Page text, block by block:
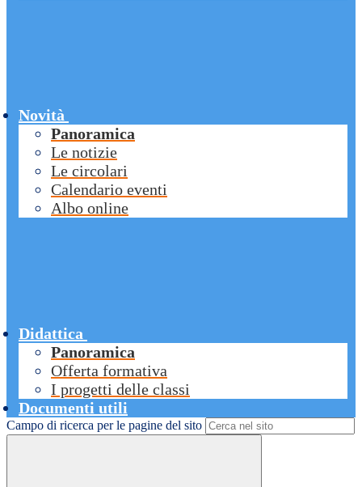
Novità
Panoramica
Le notizie
Le circolari
Calendario eventi
Albo online
Didattica
Panoramica
Offerta formativa
I progetti delle classi
Documenti utili
Campo di ricerca per le pagine del sito